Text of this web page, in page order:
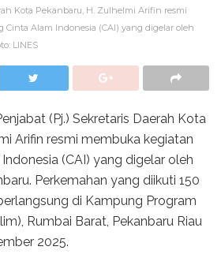
Kota Pekanbaru, H. Zulhelmi Arifin resmi
Alam Indonesia (CAI) yang digelar oleh
LINES
(Pj.) Sekretaris Daerah Kota
Arifin resmi membuka kegiatan
(CAI) yang digelar oleh
Perkemahan yang diikuti 150
di Kampung Program
Rumbai Barat, Pekanbaru Riau
2025.